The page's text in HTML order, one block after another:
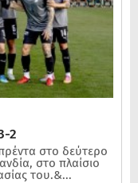
2
στο δεύτερο
στο πλαίσιο
του.&...